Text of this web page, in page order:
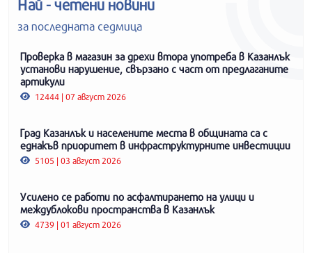
Най - четени новини
за последната седмица
Проверка в магазин за дрехи втора употреба в Казанлък
установи нарушение, свързано с част от предлаганите
артикули
12444 | 07 август 2026
Град Казанлък и населените места в общината са с
еднакъв приоритет в инфраструктурните инвестиции
5105 | 03 август 2026
Усилено се работи по асфалтирането на улици и
междублокови пространства в Казанлък
4739 | 01 август 2026